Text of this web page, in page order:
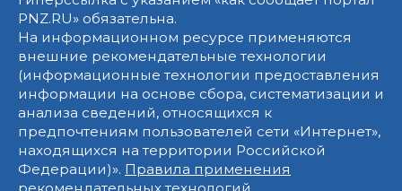
PNZ.RU» обязательна.
На информационном ресурсе применяются
внешние рекомендательные технологии
(информационные технологии предоставления
информации на основе сбора, систематизации и
анализа сведений, относящихся к
предпочтениям пользователей сети «Интернет»,
находящихся на территории Российской
Федерации)». Правила применения
рекомендательных технологий